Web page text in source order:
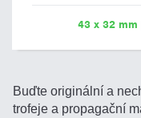
43 x 32 mm
Buďte originální a
trofeje a propagační